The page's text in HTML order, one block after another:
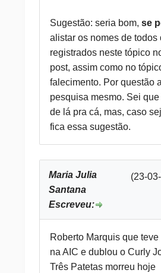
Sugestão: seria bom, se
alistar os nomes de todos
registrados neste tópico
post, assim como no
falecimento. Por questão
pesquisa mesmo. Sei
de lá pra cá, mas, caso
fica essa sugestão.
(23-
Maria Julia
Santana
Escreveu:
Roberto Marquis que
na AIC e dublou o Curly
Três Patetas morreu hoje